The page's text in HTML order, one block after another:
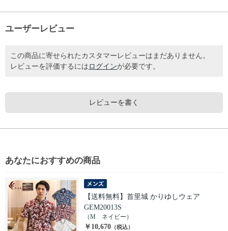
ユーザーレビュー
この商品に寄せられたカスタマーレビューはまだありません。
レビューを評価するには ログインが必要です。
レビューを書く
あなたにおすすめの商品
【送料無料】首里城 かりゆしウェア
GEM20013S
（M ネイビー）
￥10,670 （税込）